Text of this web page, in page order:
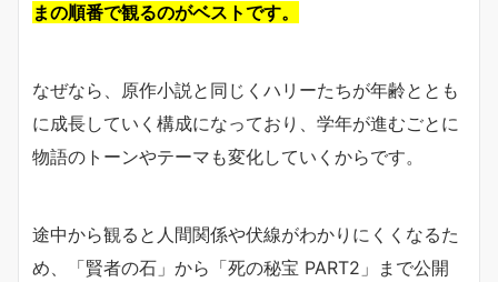
まの順番で観るのがベストです。
なぜなら、原作小説と同じくハリーたちが年齢ととも
に成長していく構成になっており、学年が進むごとに
物語のトーンやテーマも変化していくからです。
途中から観ると人間関係や伏線がわかりにくくなるた
め、「賢者の石」から「死の秘宝 PART2」まで公開